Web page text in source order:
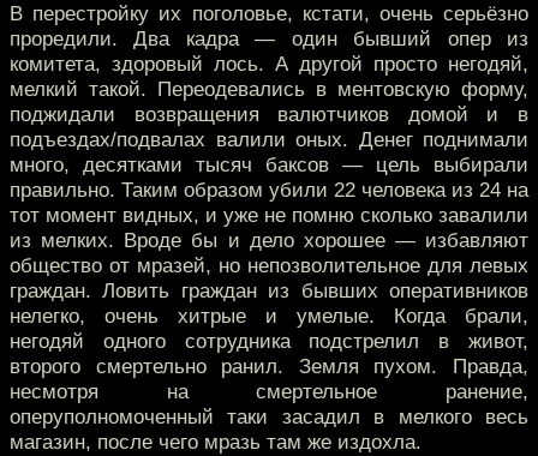
В перестройку их поголовье, кстати, очень серьёзно
проредили. Два кадра — один бывший опер из
комитета, здоровый лось. А другой просто негодяй,
мелкий такой. Переодевались в ментовскую форму,
поджидали возвращения валютчиков домой и в
подъездах/подвалах валили оных. Денег поднимали
много, десятками тысяч баксов — цель выбирали
правильно. Таким образом убили 22 человека из 24 на
тот момент видных, и уже не помню сколько завалили
из мелких. Вроде бы и дело хорошее — избавляют
общество от мразей, но непозволительное для левых
граждан. Ловить граждан из бывших оперативников
нелегко, очень хитрые и умелые. Когда брали,
негодяй одного сотрудника подстрелил в живот,
второго смертельно ранил. Земля пухом. Правда,
несмотря на смертельное ранение,
оперуполномоченный таки засадил в мелкого весь
магазин, после чего мразь там же издохла.